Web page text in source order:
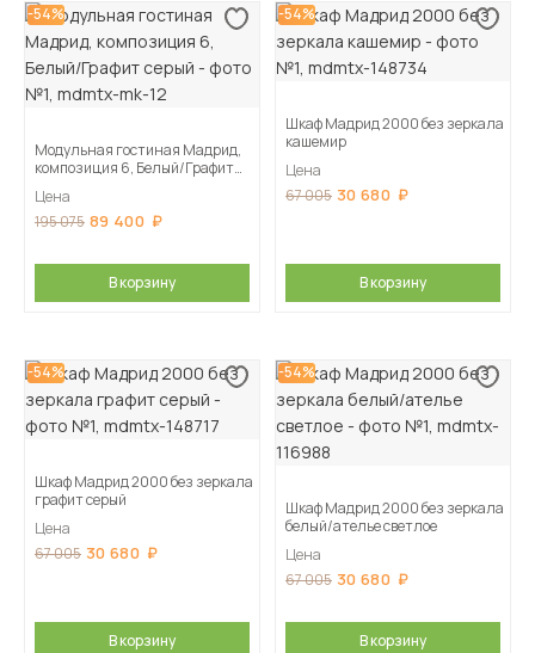
-54%
Модульная гостиная Мадрид,
композиция 6, Белый/Графит
Цена
195 075 89 400
В корзину
-54%
Шкаф Мадрид 2000 без зеркала
кашемир
Цена
67 005 30 680
В корзину
-54%
Шкаф Мадрид 2000 без зеркала
графит серый
Цена
67 005 30 680
В корзину
-54%
Шкаф Мадрид 2000 без зеркала
белый/ателье светлое
Цена
67 005 30 680
В корзину